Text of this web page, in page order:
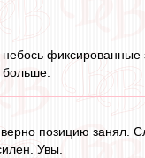
позицию занял.
Увы.